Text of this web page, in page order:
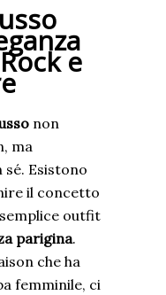
e
non
ma
Esistono
il concetto
outfit
parigina.
che ha
femminile, ci